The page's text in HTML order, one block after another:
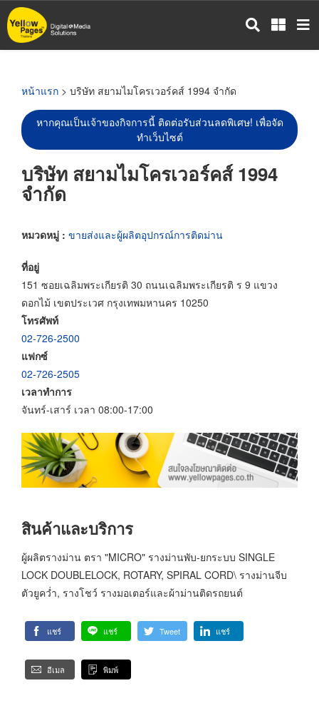
ข้าม
ไป
หน้าแรก > บริษัท สยามไมโครเวอร์คส์ 1994 จำกัด
หากคุณเป็นเจ้าของกิจการนี้ ติดต่อรับส่วนลดพิเศษ! เพื่อจัด
ทำเว็บไซต์
บริษัท สยามไมโครเวอร์คส์ 1994
จำกัด
หมวดหมู่ : ขายส่งและผู้ผลิตอุปกรณ์การติดม่าน
ที่อยู่
151 ซอยเฉลิมพระเกียรติ 30 ถนนเฉลิมพระเกียรติ ร 9 แขวง
ดอกไม้ เขตประเวศ กรุงเทพมหานคร 10250
โทรศัพท์
02-726-2500
แฟกซ์
02-726-2505
เวลาทำการ
จันทร์-เสาร์ เวลา 08:00-17:00
สินค้าและบริการ
ผู้ผลิตรางม่าน ตรา "MICRO" รางม่านพับ-ยกระบบ SINGLE
LOCK DOUBLELOCK, ROTARY, SPIRAL CORD\ รางม่านจีบ
ตัวยูคว่ำ, รางโชว์ รางมอเตอร์และผ้าม่านติดรถยนต์
แชร์ แชร์ Tweet แชร์
อีเมล พิมพ์